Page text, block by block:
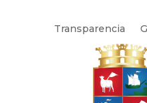
Transparencia